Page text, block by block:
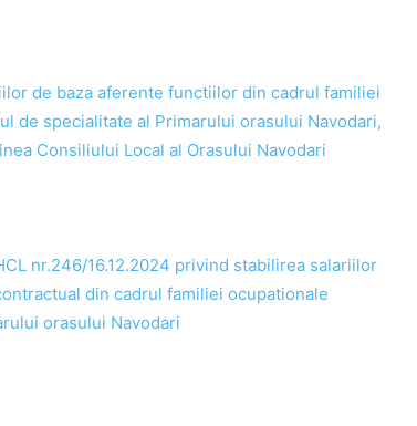
de baza aferente functiilor din cadrul familiei
specialitate al Primarului orasului Navodari,
Consiliului Local al Orasului Navodari
nr.246/16.12.2024 privind stabilirea salariilor
din cadrul familiei ocupationale
orasului Navodari